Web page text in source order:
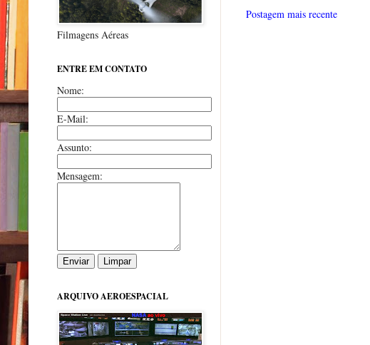
Postagem mais recente
Filmagens Aéreas
ENTRE EM CONTATO
Nome:
E-Mail:
Assunto:
Mensagem:
ARQUIVO AEROESPACIAL